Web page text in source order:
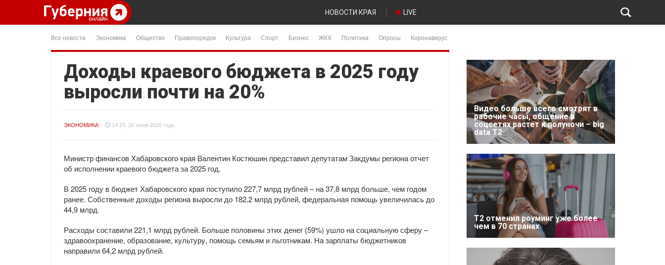
НОВОСТИ КРАЯ LIVE
Все новости Экономика Общество Правопорядок Культура Спорт Бизнес ЖКХ Политика Опросы Коронавирус
Доходы краевого бюджета в 2025 году
выросли почти на 20%
ЭКОНОМИКА 14:15, 26 июня 2026 года
Министр финансов Хабаровского края Валентин Костюшин представил депутатам Закдумы региона отчет
об исполнении краевого бюджета за 2025 год.
В 2025 году в бюджет Хабаровского края поступило 227,7 млрд рублей – на 37,8 млрд больше, чем годом
ранее. Собственные доходы региона выросли до 182,2 млрд рублей, федеральная помощь увеличилась до
44,9 млрд.
Расходы составили 221,1 млрд рублей. Больше половины этих денег (59%) ушло на социальную сферу –
здравоохранение, образование, культуру, помощь семьям и льготникам. На зарплаты бюджетников
направили 64,2 млрд рублей.
Видео больше всего смотрят в
рабочие часы, общение в
соцсетях растет к полуночи – big
data T2
Т2 отменил роуминг уже более
чем в 70 странах